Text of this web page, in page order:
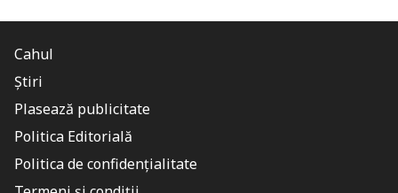
Cahul
Știri
Plasează publicitate
Politica Editorială
Politica de confidențialitate